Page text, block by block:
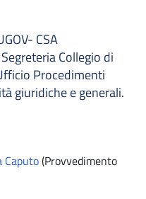
CSA
Collegio di
Procedimenti
giuridiche e generali.
Caputo(Provvedimento